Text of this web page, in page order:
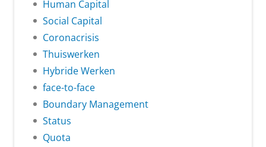
Human Capital
Social Capital
Coronacrisis
Thuiswerken
Hybride Werken
face-to-face
Boundary Management
Status
Quota